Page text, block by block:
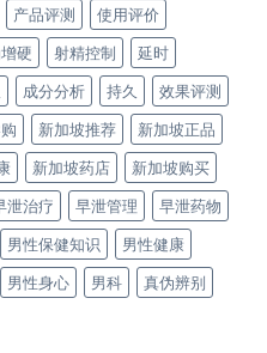
产品评测
使用评价
硬 射精控制
延时
成分分析 持久
效果评测
新加坡推荐
新加坡正品
新加坡药店
新加坡购买
泄治疗 早泄管理
早泄药物
男性保健知识
男性健康
男性身心 男科
真伪辨别